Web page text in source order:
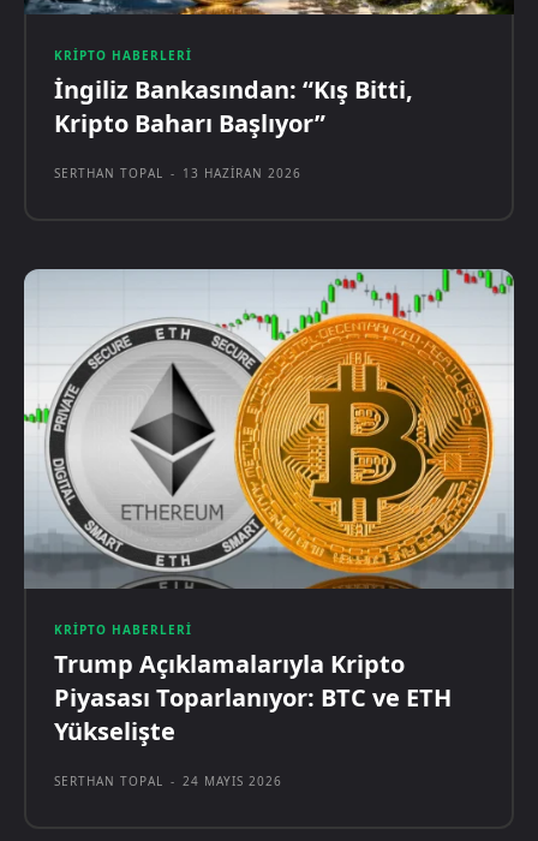
KRIPTO HABERLERI
İngiliz Bankasından: “Kış Bitti,
Kripto Baharı Başlıyor”
SERTHAN TOPAL - 13 HAZIRAN 2026
KRIPTO HABERLERI
Trump Açıklamalarıyla Kripto
Piyasası Toparlanıyor: BTC ve ETH
Yükselişte
SERTHAN TOPAL - 24 MAYIS 2026